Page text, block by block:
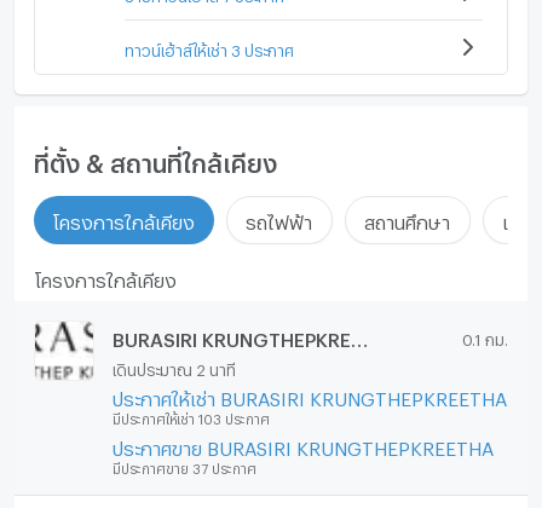
ทาวน์เฮ้าส์ให้เช่า 3 ประกาศ
ที่ตั้ง & สถานที่ใกล้เคียง
โครงการใกล้เคียง รถไฟฟ้า สถานศึกษา แหล่
โครงการใกล้เคียง
0.1 กม.
เดินประมาณ 2 นาที
ประกาศให้เช่า BURASIRI KRUNGTHEPKREETHA
มีประกาศให้เช่า 103 ประกาศ
ประกาศขาย BURASIRI KRUNGTHEPKREETHA
มีประกาศขาย 37 ประกาศ